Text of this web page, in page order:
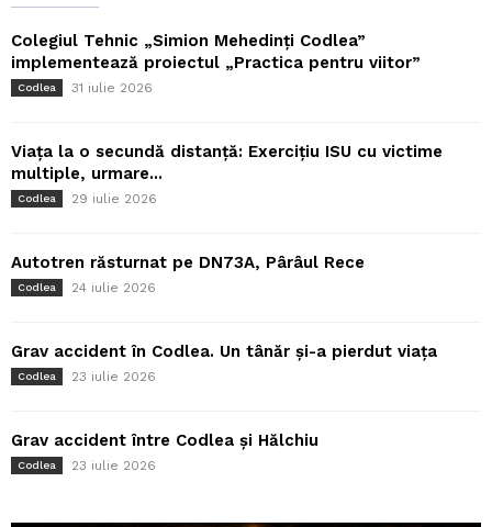
Colegiul Tehnic „Simion Mehedinți Codlea”
implementează proiectul „Practica pentru viitor”
Codlea 31 iulie 2026
Viața la o secundă distanță: Exercițiu ISU cu victime
multiple, urmare...
Codlea 29 iulie 2026
Autotren răsturnat pe DN73A, Pârâul Rece
Codlea 24 iulie 2026
Grav accident în Codlea. Un tânăr și-a pierdut viața
Codlea 23 iulie 2026
Grav accident între Codlea și Hălchiu
Codlea 23 iulie 2026